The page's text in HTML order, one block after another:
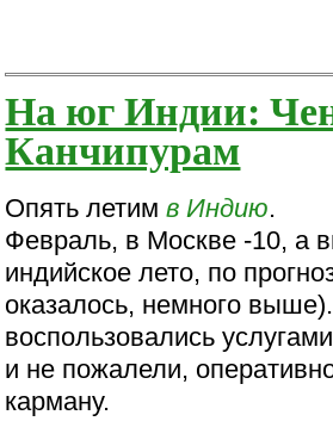
На юг Индии:
Канчипурам
Опять летимв Индию.
Февраль, в Москве -10, а
индийское лето, по
оказалось, немного
воспользовались
и не пожалели,
карману.